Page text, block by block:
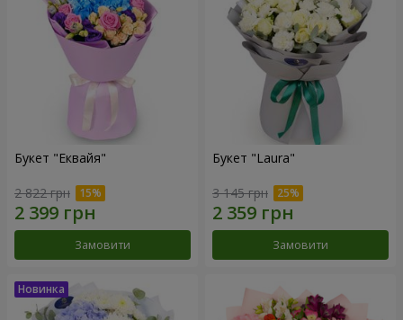
Букет "Еквайя"
2 822 грн
Замовити
Букет "Laura"
3 145 грн
Замовити